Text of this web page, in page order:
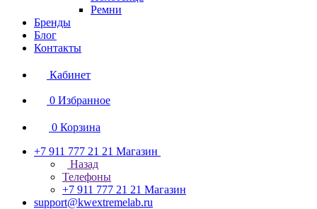
Ремни
Бренды
Блог
Контакты
Кабинет
0 Избранное
0 Корзина
+7 911 777 21 21 Магазин
Назад
Телефоны
+7 911 777 21 21 Магазин
support@kwextremelab.ru